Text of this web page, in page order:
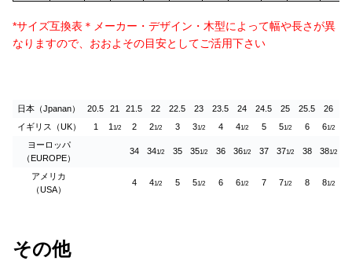
*サイズ互換表＊メーカー・デザイン・木型によって幅や長さが異
なりますので、おおよその目安としてご活用下さい
日本（Jpanan） 20.5 21 21.5 22 22.5 23 23.5 24 24.5 25 25.5
26
イギリス（UK）
1 1 1/2 2 21/2 3 31/2 4 41/2 5 51/2 6 61/2
ヨーロッパ
（EUROPE）
34 341/2 35 351/2 36 361/2 37 371/2 38 381/2
アメリカ
（USA）
4 41/2 5 51/2 6 61/2 7 71/2 8 81/2
その他